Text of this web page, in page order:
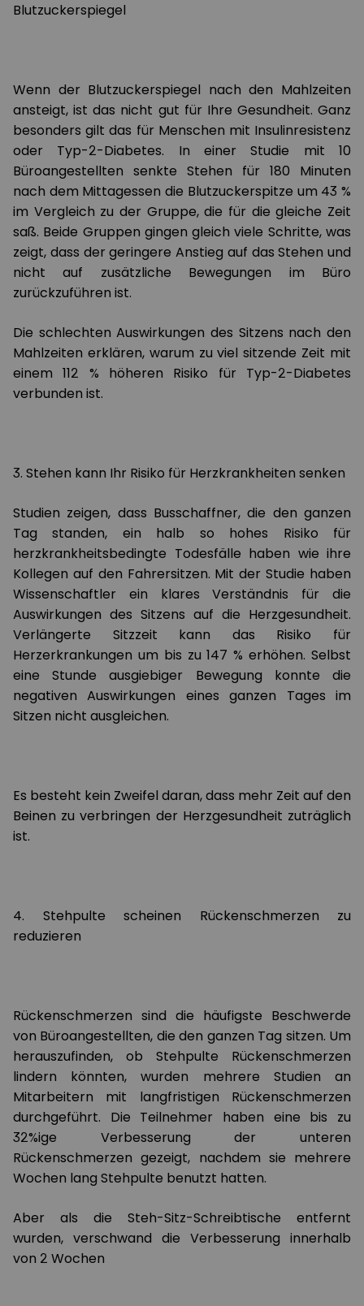
Blutzuckerspiegel
Wenn der Blutzuckerspiegel nach den Mahlzeiten
ansteigt, ist das nicht gut für Ihre Gesundheit. Ganz
besonders gilt das für Menschen mit Insulinresistenz
oder Typ-2-Diabetes. In einer Studie mit 10
Büroangestellten senkte Stehen für 180 Minuten
nach dem Mittagessen die Blutzuckerspitze um 43 %
im Vergleich zu der Gruppe, die für die gleiche Zeit
saß. Beide Gruppen gingen gleich viele Schritte, was
zeigt, dass der geringere Anstieg auf das Stehen und
nicht auf zusätzliche Bewegungen im Büro
zurückzuführen ist.
Die schlechten Auswirkungen des Sitzens nach den
Mahlzeiten erklären, warum zu viel sitzende Zeit mit
einem 112 % höheren Risiko für Typ-2-Diabetes
verbunden ist.
3. Stehen kann Ihr Risiko für Herzkrankheiten senken
Studien zeigen, dass Busschaffner, die den ganzen
Tag standen, ein halb so hohes Risiko für
herzkrankheitsbedingte Todesfälle haben wie ihre
Kollegen auf den Fahrersitzen. Mit der Studie haben
Wissenschaftler ein klares Verständnis für die
Auswirkungen des Sitzens auf die Herzgesundheit.
Verlängerte Sitzzeit kann das Risiko für
Herzerkrankungen um bis zu 147 % erhöhen. Selbst
eine Stunde ausgiebiger Bewegung konnte die
negativen Auswirkungen eines ganzen Tages im
Sitzen nicht ausgleichen.
Es besteht kein Zweifel daran, dass mehr Zeit auf den
Beinen zu verbringen der Herzgesundheit zuträglich
ist.
4. Stehpulte scheinen Rückenschmerzen zu
reduzieren
Rückenschmerzen sind die häufigste Beschwerde
von Büroangestellten, die den ganzen Tag sitzen. Um
herauszufinden, ob Stehpulte Rückenschmerzen
lindern könnten, wurden mehrere Studien an
Mitarbeitern mit langfristigen Rückenschmerzen
durchgeführt. Die Teilnehmer haben eine bis zu
32%ige Verbesserung der unteren
Rückenschmerzen gezeigt, nachdem sie mehrere
Wochen lang Stehpulte benutzt hatten.
Aber als die Steh-Sitz-Schreibtische entfernt
wurden, verschwand die Verbesserung innerhalb
von 2 Wochen